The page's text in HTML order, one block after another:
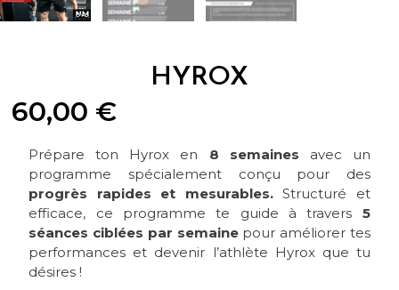
HYROX
60,00 €
Prépare ton Hyrox en 8 semaines avec un
programme spécialement conçu pour des
progrès rapides et mesurables.Structuré et
efficace, ce programme te guide à travers 5
séances ciblées par semainepour améliorer tes
performances et devenir l’athlète Hyrox que tu
désires !